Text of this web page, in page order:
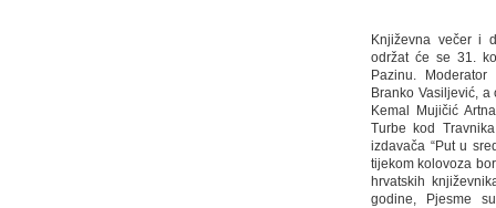
Književna večer i
održat će se 31.
Pazinu.
Branko Vasiljević,
Kemal Mujičić
Turbe kod
izdavača “Put u
tijekom kolovoza
hrvatskih
godine, Pjesme